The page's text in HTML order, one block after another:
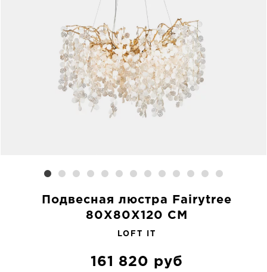
Подвесная люстра Fairytree
80X80X120 CM
LOFT IT
161 820 руб